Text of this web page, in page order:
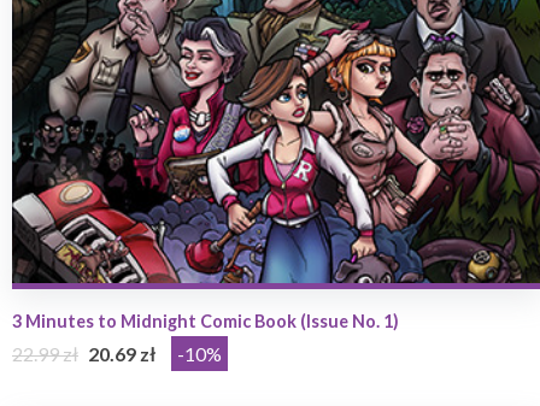
3 Minutes to Midnight Comic Book (Issue No. 1)
22.99 zł 20.69 zł -10%